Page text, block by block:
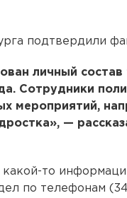
подтвердили
личный
Сотрудники
мероприятий,
—
какой-то
по телефонам